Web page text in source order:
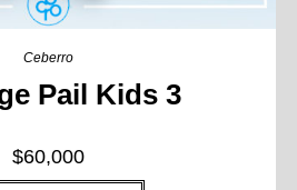
Ceberro
Pail Kids 3
$60,000